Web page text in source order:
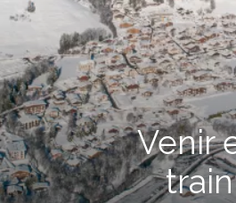
Venir
train